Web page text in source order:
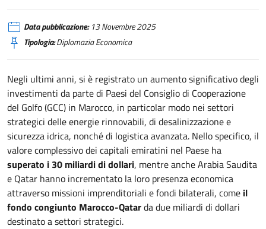
Marocco, porta di ingresso per i capitali del Golfo in Africa
Data pubblicazione:13 Novembre 2025
Tipologia:Diplomazia Economica
Negli ultimi anni, si è registrato un aumento significativo degli
investimenti da parte di Paesi del Consiglio di Cooperazione
del Golfo (GCC) in Marocco, in particolar modo nei settori
strategici delle energie rinnovabili, di desalinizzazione e
sicurezza idrica, nonché di logistica avanzata. Nello specifico, il
valore complessivo dei capitali emiratini nel Paese ha
superato i 30 miliardi di dollari, mentre anche Arabia Saudita
e Qatar hanno incrementato la loro presenza economica
attraverso missioni imprenditoriali e fondi bilaterali, come il
fondo congiunto Marocco-Qatarda due miliardi di dollari
destinato a settori strategici.